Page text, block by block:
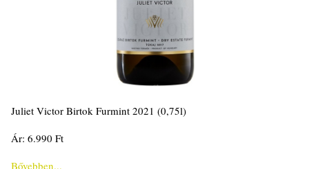
Juliet Victor Birtok Furmint 2021 (0,75l)
Ár: 6.990 Ft
Bővebben...